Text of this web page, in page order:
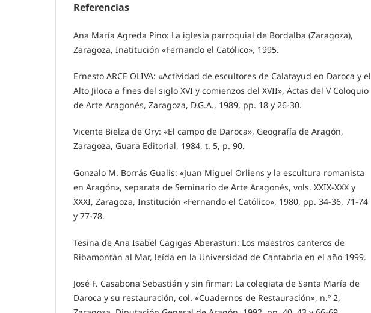
Referencias
Ana María Agreda Pino: La iglesia parroquial de Bordalba (Zaragoza),
Zaragoza, Inatitución «Fernando el Católico», 1995.
Ernesto ARCE OLIVA: «Actividad de escultores de Calatayud en Daroca y el
Alto Jiloca a fines del siglo XVI y comienzos del XVII», Actas del V Coloquio
de Arte Aragonés, Zaragoza, D.G.A., 1989, pp. 18 y 26-30.
Vicente Bielza de Ory: «El campo de Daroca», Geografía de Aragón,
Zaragoza, Guara Editorial, 1984, t. 5, p. 90.
Gonzalo M. Borrás Gualis: «Juan Miguel Orliens y la escultura romanista
en Aragón», separata de Seminario de Arte Aragonés, vols. XXIX-XXX y
XXXI, Zaragoza, Institución «Fernando el Católico», 1980, pp. 34-36, 71-74
y 77-78.
Tesina de Ana Isabel Cagigas Aberasturi: Los maestros canteros de
Ribamontán al Mar, leída en la Universidad de Cantabria en el año 1999.
José F. Casabona Sebastián y sin firmar: La colegiata de Santa María de
Daroca y su restauración, col. «Cuadernos de Restauración», n.º 2,